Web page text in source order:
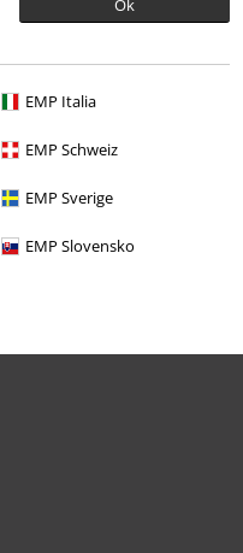
Ok
EMP Italia
EMP Schweiz
EMP Sverige
EMP Slovensko